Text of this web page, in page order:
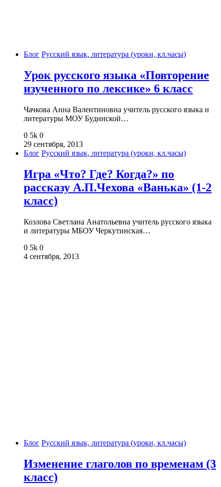
Блог Русский язык, литература (уроки, кл.часы)
Урок русского языка «Повторение
изученного по лексике» 6 класс
Чачкова Анна Валентиновна учитель русского языка и
литературы МОУ Будинской…
0 5k 0
29 сентября, 2013
Блог Русский язык, литература (уроки, кл.часы)
Игра «Что? Где? Когда?» по
рассказу А.П.Чехова «Ванька» (1-2
класс)
Козлова Светлана Анатольевна учитель русского языка
и литературы МБОУ Черкутинская…
0 5k 0
4 сентября, 2013
Блог Русский язык, литература (уроки, кл.часы)
Изменение глаголов по временам (3
класс)